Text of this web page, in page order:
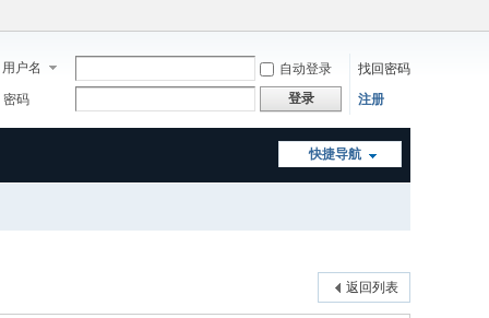
用户名 自动登录
找回密码
密码
登录 注册
快捷导航
返回列表